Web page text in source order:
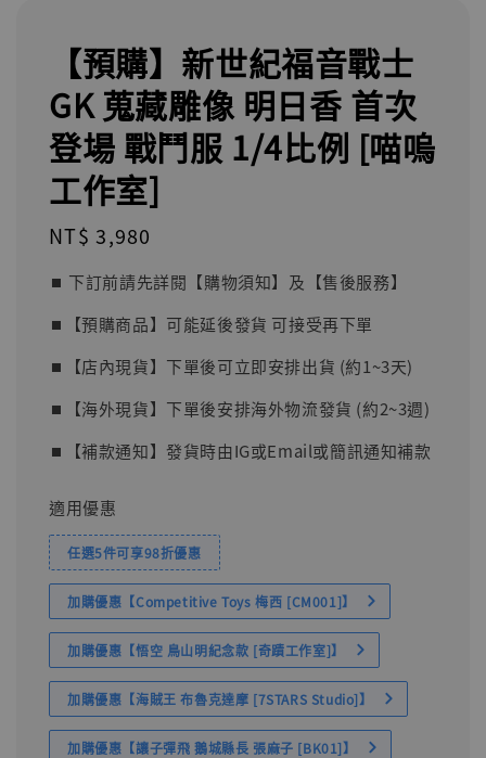
【預購】新世紀福音戰士
GK 蒐藏雕像 明日香 首次
登場 戰鬥服 1/4比例 [喵嗚
工作室]
Regular
NT$ 3,980
⏹︎ 下訂前請先詳閱【購物須知】及【售後服務】
⏹︎【預購商品】可能延後發貨 可接受再下單
⏹︎【店內現貨】下單後可立即安排出貨 (約1~3天)
⏹︎【海外現貨】下單後安排海外物流發貨 (約2~3週)
⏹︎【補款通知】發貨時由IG或Email或簡訊通知補款
適用優惠
任選5件可享98折優惠
加購優惠【Competitive Toys 梅西 [CM001]】
加購優惠【悟空 鳥山明紀念款 [奇蹟工作室]】
加購優惠【海賊王 布魯克達摩 [7STARS Studio]】
加購優惠【讓子彈飛 鵝城縣長 張麻子 [BK01]】